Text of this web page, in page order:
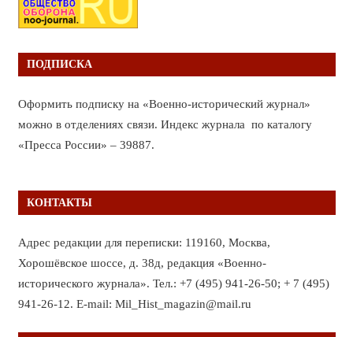
ПОДПИСКА
Оформить подписку на «Военно-исторический журнал»
можно в отделениях связи. Индекс журнала по каталогу
«Пресса России» – 39887.
КОНТАКТЫ
Адрес редакции для переписки: 119160, Москва,
Хорошёвское шоссе, д. 38д, редакция «Военно-
исторического журнала». Тел.: +7 (495) 941-26-50; + 7 (495)
941-26-12. E-mail: Mil_Hist_magazin@mail.ru